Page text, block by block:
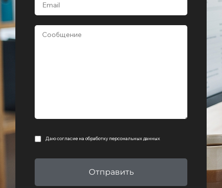
Даю согласие на обработку персональных данных
Отправить